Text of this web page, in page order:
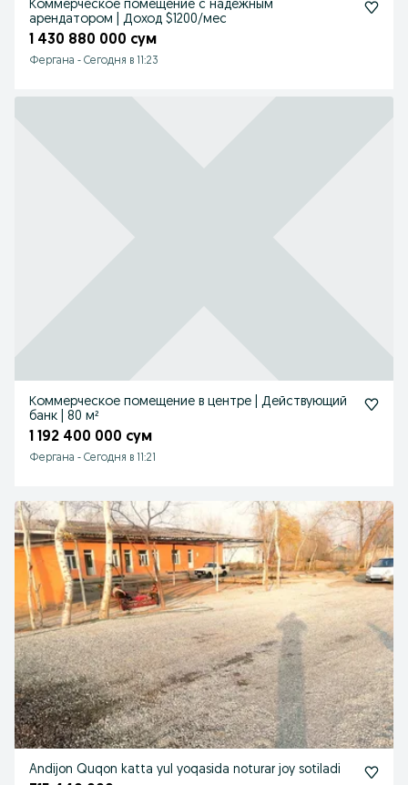
Коммерческое помещение с надежным
арендатором | Доход $1200/мес
1 430 880 000 сум
Фергана - Сегодня в 11:23
Коммерческое помещение в центре | Действующий
банк | 80 м²
1 192 400 000 сум
Фергана - Сегодня в 11:21
Andijon Quqon katta yul yoqasida noturar joy sotiladi